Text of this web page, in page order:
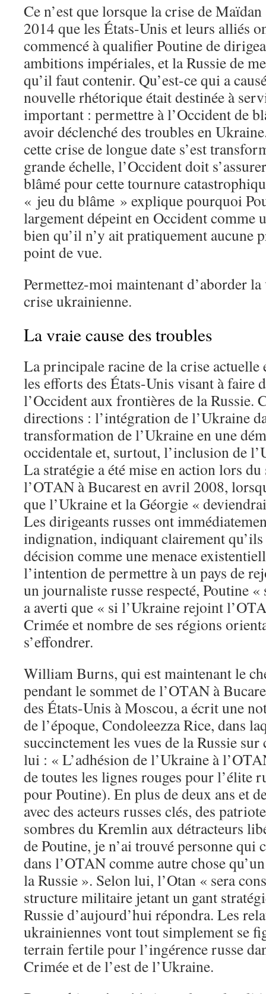
Ce n’est que lorsque la crise de
2014 que les États-Unis et leurs alliés
commencé à qualifier Poutine de
ambitions impériales, et la Russie de
qu’il faut contenir. Qu’est-ce qui a
nouvelle rhétorique était destinée à
important : permettre à l’Occident de
avoir déclenché des troubles en
cette crise de longue date s’est
grande échelle, l’Occident doit
blâmé pour cette tournure
« jeu du blâme » explique pourquoi
largement dépeint en Occident
bien qu’il n’y ait pratiquement aucune
point de vue.
Permettez-moi maintenant d’aborder
crise ukrainienne.
La vraie cause des troubles
La principale racine de la crise actuelle
les efforts des États-Unis visant à faire
l’Occident aux frontières de la Russie.
directions : l’intégration de l’Ukraine
transformation de l’Ukraine en une
occidentale et, surtout, l’inclusion de
La stratégie a été mise en action lors
l’OTAN à Bucarest en avril 2008,
que l’Ukraine et la Géorgie «
Les dirigeants russes ont
indignation, indiquant clairement
décision comme une menace
l’intention de permettre à un pays de
un journaliste russe respecté, Poutine «
a averti que « si l’Ukraine rejoint
Crimée et nombre de ses régions
s’effondrer.
William Burns, qui est maintenant le
pendant le sommet de l’OTAN à
des États-Unis à Moscou, a écrit une
de l’époque, Condoleezza Rice, dans
succinctement les vues de la Russie
lui : « L’adhésion de l’Ukraine à
de toutes les lignes rouges pour l’élite
pour Poutine). En plus de deux ans et
avec des acteurs russes clés, des
sombres du Kremlin aux détracteurs
de Poutine, je n’ai trouvé personne qui
dans l’OTAN comme autre chose
la Russie ». Selon lui, l’Otan « sera
structure militaire jetant un gant
Russie d’aujourd’hui répondra. Les
ukrainiennes vont tout simplement se
terrain fertile pour l’ingérence russe
Crimée et de l’est de l’Ukraine.